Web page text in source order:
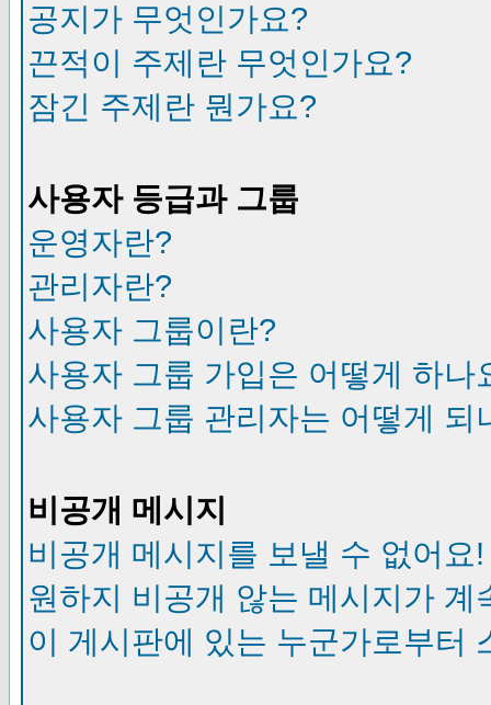
공지가 무엇인가요?
끈적이 주제란 무엇인가요?
잠긴 주제란 뭔가요?
사용자 등급과 그룹
운영자란?
관리자란?
사용자 그룹이란?
사용자 그룹 가입은 어떻게 하나
사용자 그룹 관리자는 어떻게 되
비공개 메시지
비공개 메시지를 보낼 수 없어요!
원하지 비공개 않는 메시지가 계
이 게시판에 있는 누군가로부터